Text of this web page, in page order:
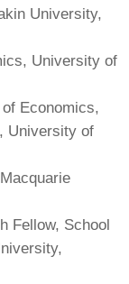
University,
University of
Economics,
University of
Fellow, School